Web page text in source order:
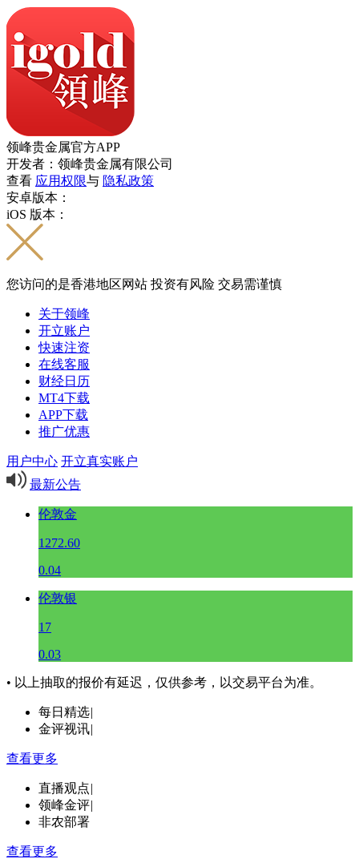
领峰贵金属官方APP
开发者：领峰贵金属有限公司
查看 应用权限与 隐私政策
安卓版本：
iOS 版本：
您访问的是香港地区网站 投资有风险 交易需谨慎
关于领峰
开立账户
快速注资
在线客服
财经日历
MT4下载
APP下载
推广优惠
用户中心 开立真实账户
最新公告
伦敦金
1272.60
0.04
伦敦银
17
0.03
• 以上抽取的报价有延迟，仅供参考，以交易平台为准。
每日精选|
金评视讯|
查看更多
直播观点|
领峰金评|
非农部署
查看更多